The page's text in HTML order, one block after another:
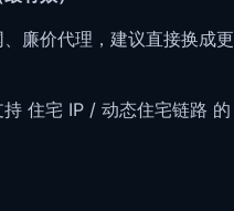
廉价代理，建议直接换成更
住宅 IP / 动态住宅链路 的